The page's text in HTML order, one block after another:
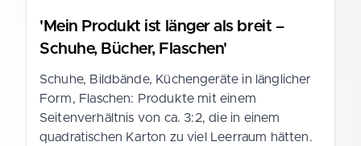
'Mein Produkt ist länger als breit –
Schuhe, Bücher, Flaschen'
Schuhe, Bildbände, Küchengeräte in länglicher
Form, Flaschen: Produkte mit einem
Seitenverhältnis von ca. 3:2, die in einem
quadratischen Karton zu viel Leerraum hätten.